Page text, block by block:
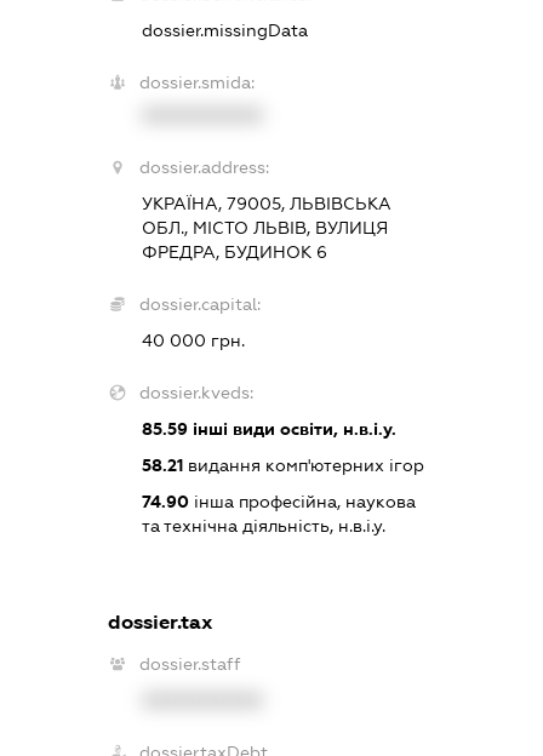
dossier.missingData
dossier.smida:
dossier.address:
УКРАЇНА, 79005, ЛЬВІВСЬКА
ОБЛ., МІСТО ЛЬВІВ, ВУЛИЦЯ
ФРЕДРА, БУДИНОК 6
dossier.capital:
40 000 грн.
dossier.kveds:
85.59 інші види освіти, н.в.і.у.
58.21 видання комп'ютерних ігор
74.90 інша професійна, наукова
та технічна діяльність, н.в.і.у.
dossier.tax
dossier.staff
dossier.taxDebt